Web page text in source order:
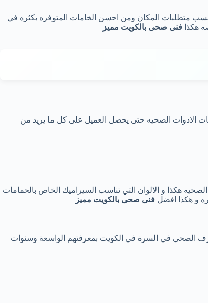
حسب متطلبات المكان ومن احسن الخامات المتوفره بكثره في
هكذا فنى صحى بالكويت مميز
الادوات الصحيه حتى يحصل العميل على كل ما يريد من
هكذا و الالوان التي تناسب السيراميك الخاص بالحمامات
و هكذا افضل فنى صحى بالكويت مميز
الصحي في السرة في الكويت بمعرفتهم الواسعة وسنوات